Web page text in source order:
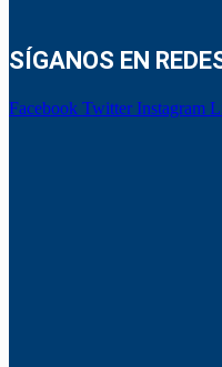
SÍGANOS EN
Facebook Twitter Instagram